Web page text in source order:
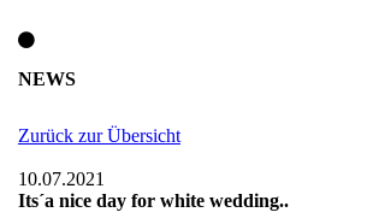
NEWS
Zurück zur Übersicht
10.07.2021
Its´a nice day for white wedding..